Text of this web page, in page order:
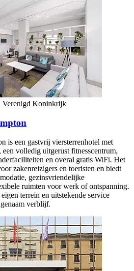
Koninkrijk
is een gastvrij viersterrenhotel met
een volledig uitgerust fitnesscentrum,
en overal gratis WiFi. Het
zakenreizigers en toeristen en biedt
gezinsvriendelijke
ruimten voor werk of ontspanning.
terrein en uitstekende service
verblijf.